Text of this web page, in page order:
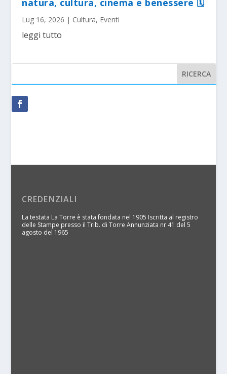
natura, cultura, cinema e benessere 🗓
Lug 16, 2026 | Cultura, Eventi
leggi tutto
CREDENZIALI
La testata La Torre è stata fondata nel 1905 Iscritta al registro
delle Stampe presso il Trib. di Torre Annunziata nr 41 del 5
agosto del 1965